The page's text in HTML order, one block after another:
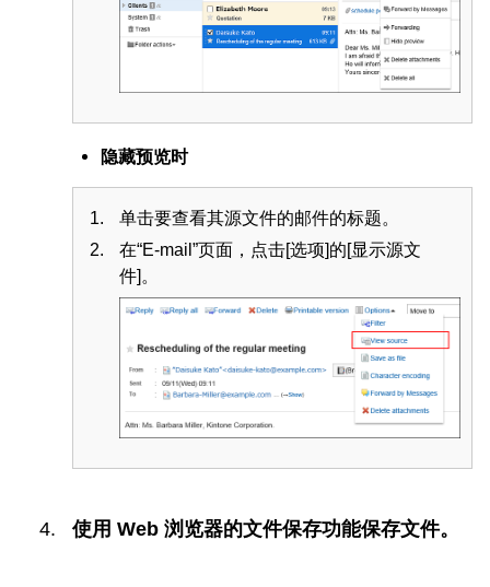
隐藏预览时
单击要查看其源文件的邮件的标题。
在“E-mail”页面，点击[选项]的[显示源文
件]。
使用 Web 浏览器的文件保存功能保存文件。